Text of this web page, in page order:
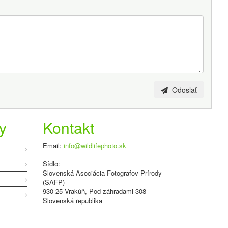
Odoslať
Kontakt
Email: info@wildlifephoto.sk
Sídlo:
Slovenská Asociácia Fotografov Prírody
(SAFP)
930 25 Vrakúň, Pod záhradami 308
Slovenská republika